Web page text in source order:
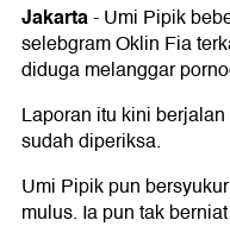
Jakarta-Umi Pipik
selebgram Oklin Fia
diduga melanggar
Laporan itu kini
sudah diperiksa.
Umi Pipik pun
mulus. Ia pun tak